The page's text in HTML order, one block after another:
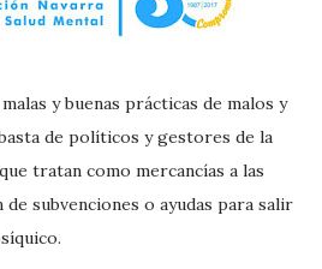
y buenas prácticas de malos y
de políticos y gestores de la
tratan como mercancías a las
subvenciones o ayudas para salir